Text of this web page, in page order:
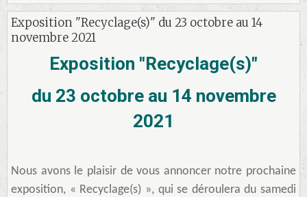
Exposition "Recyclage(s)" du 23 octobre au 14
novembre 2021
Exposition "Recyclage(s)"
du 23 octobre au 14 novembre
2021
Nous avons le plaisir de vous annoncer notre prochaine
exposition, « Recyclage(s) », qui se déroulera du samedi